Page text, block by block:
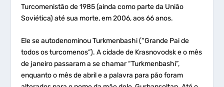
Turcomenistão de 1985 (ainda como parte da União
Soviética) até sua morte, em 2006, aos 66 anos.
Ele se autodenominou Turkmenbashi (“Grande Pai de
todos os turcomenos”). A cidade de Krasnovodsk e o mês
de janeiro passaram a se chamar “Turkmenbashi”,
enquanto o mês de abril e a palavra para pão foram